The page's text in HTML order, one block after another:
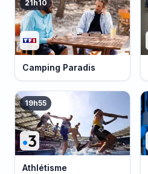
21h10
Camping Paradis
19h55
Athlétisme